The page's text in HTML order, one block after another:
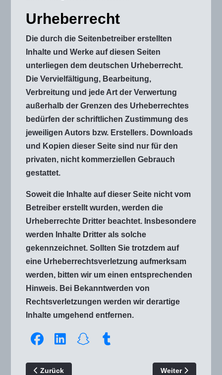
Urheberrecht
Die durch die Seitenbetreiber erstellten
Inhalte und Werke auf diesen Seiten
unterliegen dem deutschen Urheberrecht.
Die Vervielfältigung, Bearbeitung,
Verbreitung und jede Art der Verwertung
außerhalb der Grenzen des Urheberrechtes
bedürfen der schriftlichen Zustimmung des
jeweiligen Autors bzw. Erstellers. Downloads
und Kopien dieser Seite sind nur für den
privaten, nicht kommerziellen Gebrauch
gestattet.
Soweit die Inhalte auf dieser Seite nicht vom
Betreiber erstellt wurden, werden die
Urheberrechte Dritter beachtet. Insbesondere
werden Inhalte Dritter als solche
gekennzeichnet. Sollten Sie trotzdem auf
eine Urheberrechtsverletzung aufmerksam
werden, bitten wir um einen entsprechenden
Hinweis. Bei Bekanntwerden von
Rechtsverletzungen werden wir derartige
Inhalte umgehend entfernen.
Vorheriger Beitrag: FAQ
Zurück Nächster
Weiter